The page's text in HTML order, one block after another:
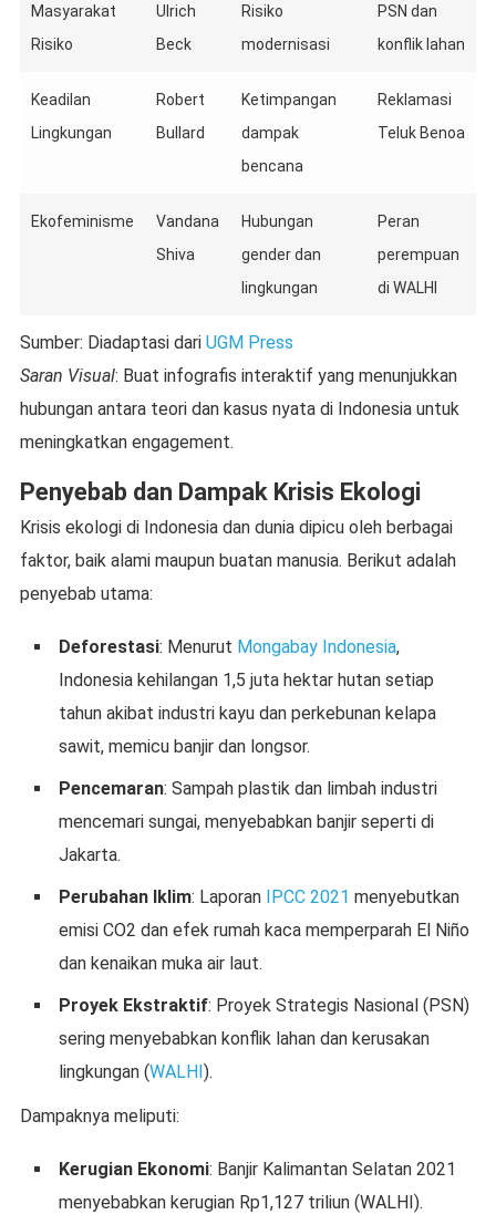
Masyarakat
Risiko
Ulrich
Beck
Risiko
modernisasi
PSN dan
konflik lahan
Keadilan
Lingkungan
Robert
Bullard
Ketimpangan
dampak
bencana
Reklamasi
Teluk Benoa
Ekofeminisme
Vandana
Shiva
Hubungan
gender dan
lingkungan
Peran
perempuan
di WALHI
Sumber: Diadaptasi dari UGM Press
Saran Visual: Buat infografis interaktif yang menunjukkan
hubungan antara teori dan kasus nyata di Indonesia untuk
meningkatkan engagement.
Penyebab dan Dampak Krisis Ekologi
Krisis ekologi di Indonesia dan dunia dipicu oleh berbagai
faktor, baik alami maupun buatan manusia. Berikut adalah
penyebab utama:
Deforestasi: Menurut Mongabay Indonesia,
Indonesia kehilangan 1,5 juta hektar hutan setiap
tahun akibat industri kayu dan perkebunan kelapa
sawit, memicu banjir dan longsor.
Pencemaran: Sampah plastik dan limbah industri
mencemari sungai, menyebabkan banjir seperti di
Jakarta.
Perubahan Iklim: Laporan IPCC 2021 menyebutkan
emisi CO2 dan efek rumah kaca memperparah El Niño
dan kenaikan muka air laut.
Proyek Ekstraktif: Proyek Strategis Nasional (PSN)
sering menyebabkan konflik lahan dan kerusakan
lingkungan (WALHI).
Dampaknya meliputi:
Kerugian Ekonomi: Banjir Kalimantan Selatan 2021
menyebabkan kerugian Rp1,127 triliun (WALHI).